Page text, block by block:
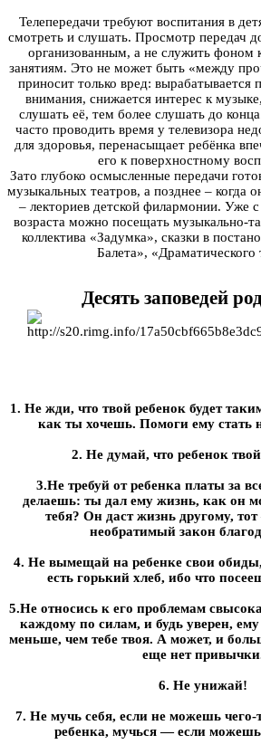
Телепередачи требуют воспитания в
смотреть и слушать. Просмотр передач
организованным, а не служить фоном
занятиям. Это не может быть «между
приносит только вред: вырабатывается
внимания, снижается интерес к
слушать её, тем более слушать до
часто проводить время у телевизора
для здоровья, перенасыщает ребёнка
его к поверхностному
Зато глубоко осмысленные передачи
музыкальных театров, а позднее – когда
– лекториев детской филармонии. Уже
возраста можно посещать музыкально-
коллектива «Задумка», сказки в
Балета», «Драматического
Десять заповедей
1. Не жди, что твой ребенок будет
как ты хочешь. Помоги ему стать
2. Не думай, что ребенок
3.Не требуй от ребенка платы за
делаешь: ты дал ему жизнь, как он
тебя? Он даст жизнь другому,
необратимый закон
4. Не вымещай на ребенке свои
есть горький хлеб, ибо что
5.Не относись к его проблемам
каждому по силам, и будь уверен,
меньше, чем тебе твоя. А может, и
еще нет
6. Не унижай!
7. Не мучь себя, если не можешь чего-
ребенка, мучься — если